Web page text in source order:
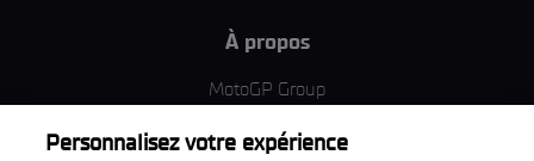
À propos
MotoGP Group
Termes et conditions d'utilisation
Personnalisez votre expérience